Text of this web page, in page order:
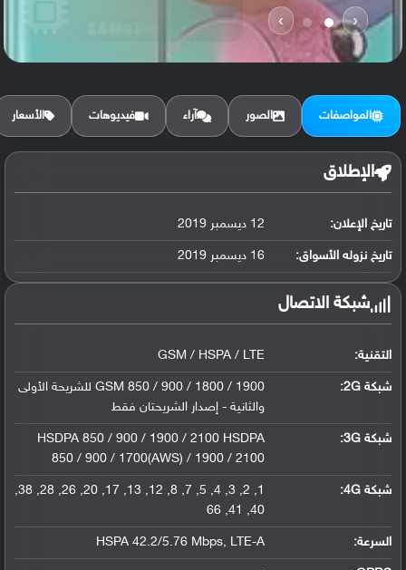
‹
›
الرام / التخزين:
البطارية:
ليثيوم بوليمر سعة 4000 مللي أمبير, غير ق...
المواصفات الصور آراء فيديوهات الأسعار
الإطلاق
تاريخ الإعلان: 12 ديسمبر 2019
تاريخ نزوله الأسواق: 16 ديسمبر 2019
شبكة الاتصال
التقنية: GSM / HSPA / LTE
شبكة 2G:
GSM 850 / 900 / 1800 / 1900 للشريحة الأولى
والثانية - إصدار الشريحتان فقط
شبكة 3G :
HSDPA 850 / 900 / 1900 / 2100 HSDPA
850 / 900 / 1700(AWS) / 1900 / 2100
شبكة 4G :
1, 2, 3, 4, 5, 7, 8, 12, 13, 17, 20, 26, 28, 38,
40, 41, 66
السرعة: HSPA 42.2/5.76 Mbps, LTE-A